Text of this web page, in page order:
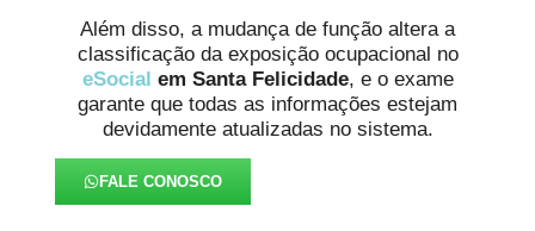
Além disso, a mudança de função altera a
classificação da exposição ocupacional no
eSocial em Santa Felicidade, e o exame
garante que todas as informações estejam
devidamente atualizadas no sistema.
FALE CONOSCO